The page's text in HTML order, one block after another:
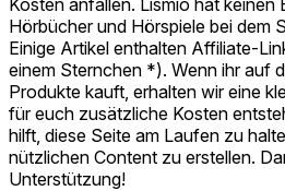
Hörbücher und Hörspiele bei dem
Einige Artikel enthalten Affiliate-
einem Sternchen *). Wenn ihr auf
Produkte kauft, erhalten wir eine
für euch zusätzliche Kosten
hilft, diese Seite am Laufen zu
nützlichen Content zu erstellen.
Unterstützung!